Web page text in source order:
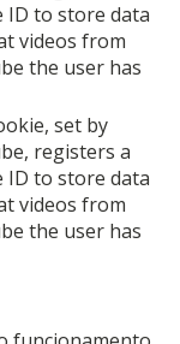
ID to store data
videos from
the user has
set by
registers a
ID to store data
videos from
the user has